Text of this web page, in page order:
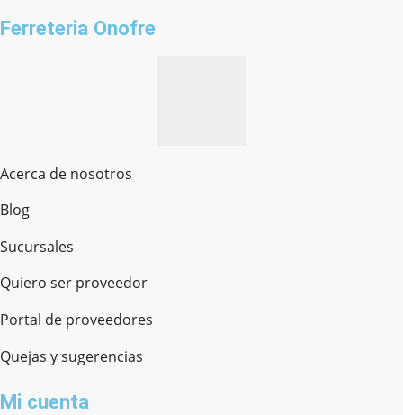
Ferreteria Onofre
Acerca de nosotros
Blog
Sucursales
Quiero ser proveedor
Portal de proveedores
Quejas y sugerencias
Mi cuenta